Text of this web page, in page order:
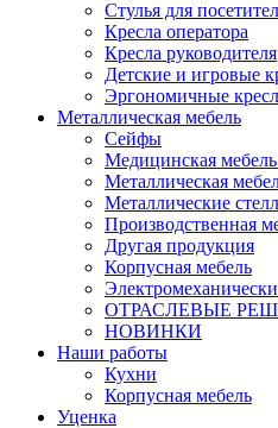
Стулья для
Кресла оператора
Кресла руководителя
Детские и игровые
Эргономичные
Металлическая мебель
Сейфы
Медицинская
Металлическая
Металлические
Производственная
Другая продукция
Корпусная мебель
ОТРАСЛЕВЫЕ
НОВИНКИ
Наши работы
Кухни
Корпусная мебель
Уценка